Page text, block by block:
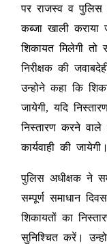
पर राजस्व व
कब्जा खाली
शिकायत मिलेगी तो
निरीक्षक की
उन्होने कहा कि
जायेगी, यदि
निस्तारण करने वाले
कार्यवाही की जायेगी।
पुलिस अधीक्षक ने
सम्पूर्ण समाधान
शिकायतों का
सुनिश्चित करें।